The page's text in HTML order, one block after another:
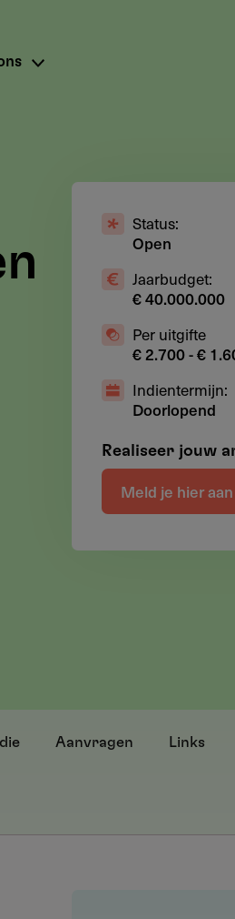
Status:
Open
Jaarbudget:
€ 40.000.000
Per uitgifte
€ 2.700 - €
Indientermijn:
Doorlopend
Realiseer jouw
Meld je hier aan
Aanvragen Links